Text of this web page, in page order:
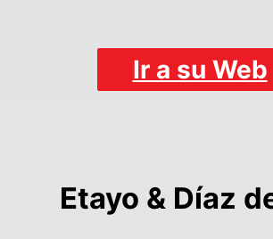
Ir a su Web
Etayo & Díaz